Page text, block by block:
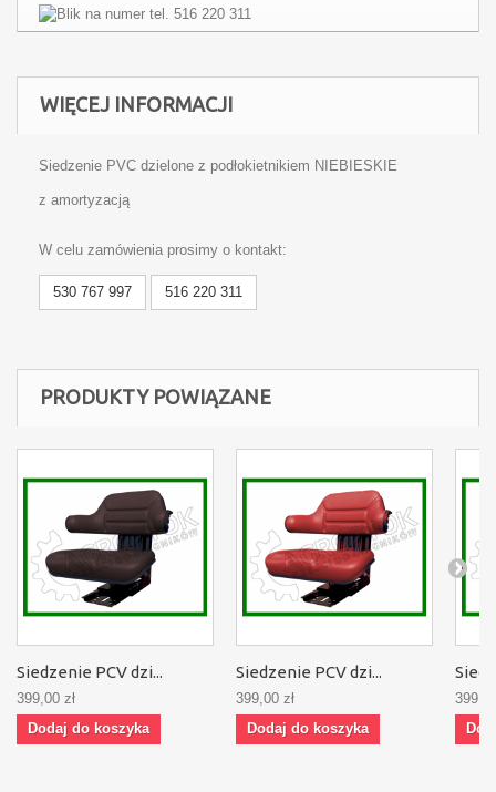
WIĘCEJ INFORMACJI
Siedzenie PVC dzielone z podłokietnikiem NIEBIESKIE
z amortyzacją
W celu zamówienia prosimy o kontakt:
530 767 997 516 220 311
PRODUKTY POWIĄZANE
Siedzenie PCV dzi...
399,00 zł
Dodaj do koszyka
Siedzenie PCV dzi...
399,00 zł
Dodaj do koszyka